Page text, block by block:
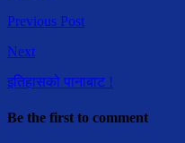
Previous Post
Next
इतिहासको पानाबाट !
Be the first to comment